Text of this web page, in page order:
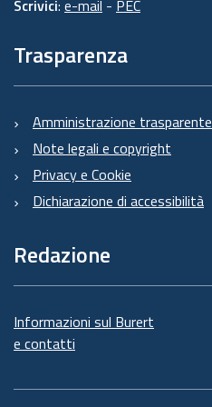
Scrivici: e-mail - PEC
Trasparenza
Amministrazione trasparente
Note legali e copyright
Privacy e Cookie
Dichiarazione di accessibilità
Redazione
Informazioni sul Burert
e contatti